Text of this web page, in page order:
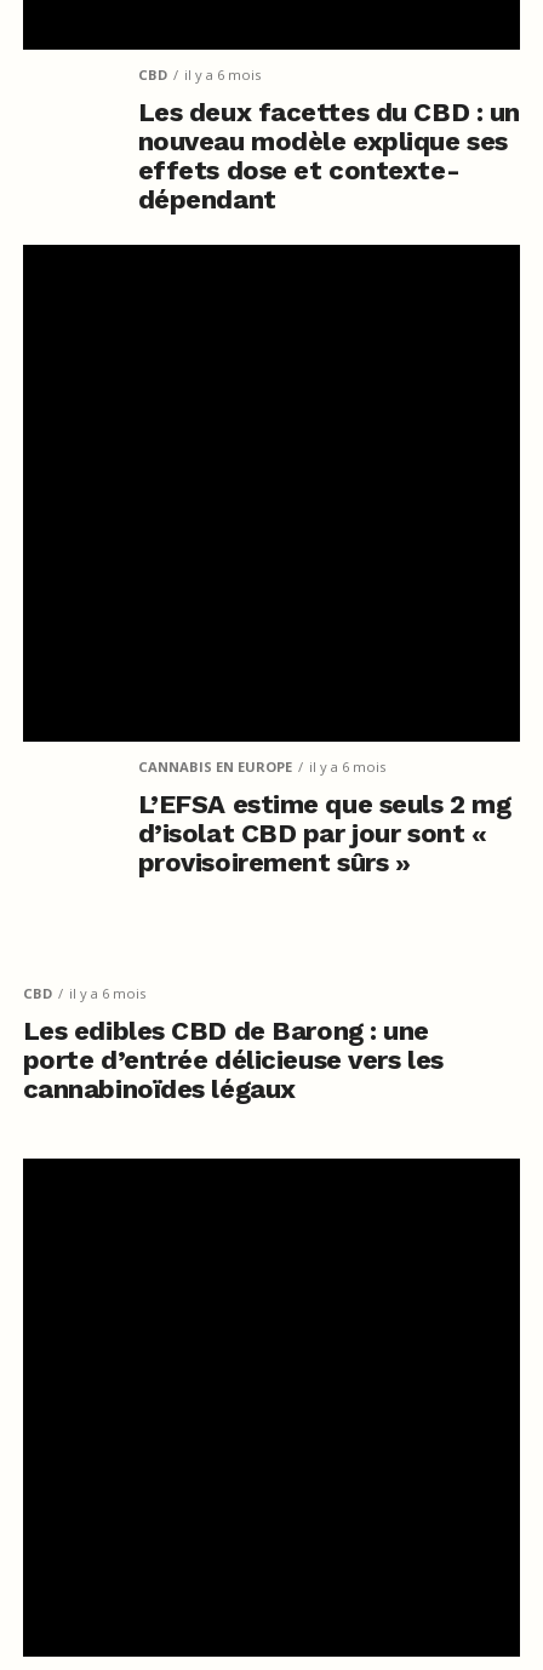
CBD il y a 6 mois
Les deux facettes du CBD : un
nouveau modèle explique ses
effets dose et contexte-
dépendant
CANNABIS EN EUROPE il y a 6 mois
L’EFSA estime que seuls 2 mg
d’isolat CBD par jour sont «
provisoirement sûrs »
CBD il y a 6 mois
Les edibles CBD de Barong : une
porte d’entrée délicieuse vers les
cannabinoïdes légaux